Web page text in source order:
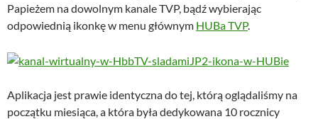
Papieżem na dowolnym kanale TVP, bądź wybierając
odpowiednią ikonkę w menu głównym HUBa TVP.
Aplikacja jest prawie identyczna do tej, którą oglądaliśmy na
początku miesiąca, a która była dedykowana 10 rocznicy